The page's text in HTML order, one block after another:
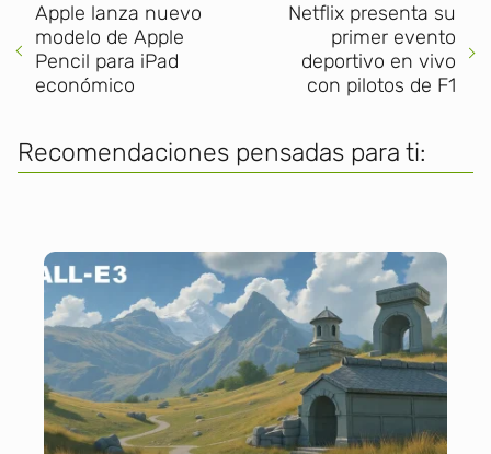
Apple lanza nuevo
modelo de Apple
Pencil para iPad
económico
Netflix presenta su
primer evento
deportivo en vivo
con pilotos de F1
Recomendaciones pensadas para ti: